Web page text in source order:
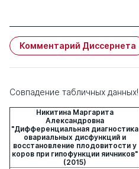
Комментарий Диссернета
Совпадение табличных данных!
Никитина Маргарита
Александровна
"Дифференциальная диагностика
овариальных дисфункций и
восстановление плодовитости у
коров при гипофункции яичников"
(2015)